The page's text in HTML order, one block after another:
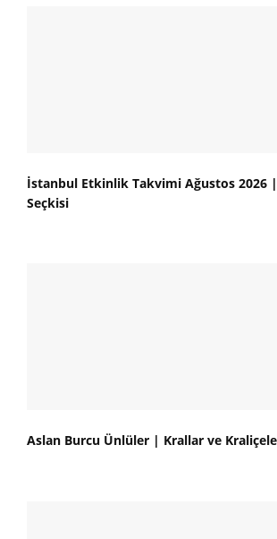
İstanbul Etkinlik Takvimi Ağustos 2026
Seçkisi
Aslan Burcu Ünlüler | Krallar ve